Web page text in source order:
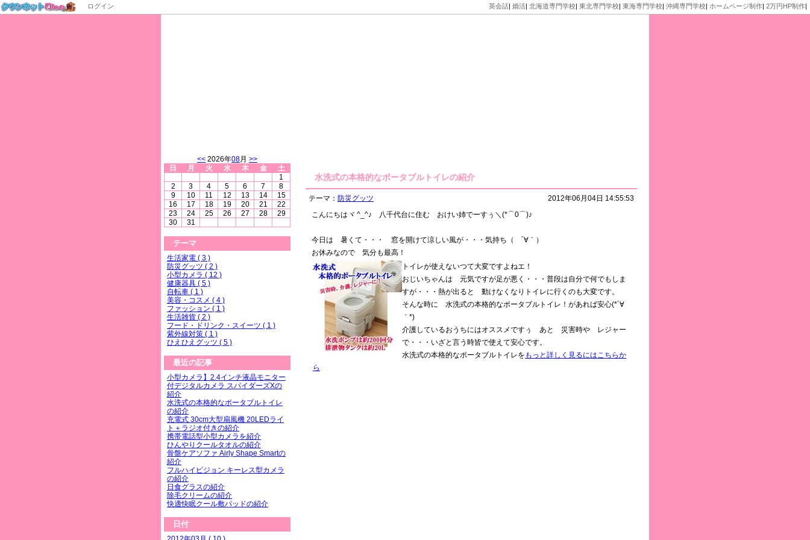
ログイン 英会話| 婚活| 北海道専門学校| 東北専門学校| 東海専門学校| 沖縄専門学校| ホームページ制作| 2万円HP制作|
水洗式の本格的なポータブルトイレの紹介
2012年06月04日 14:55:53
テーマ： 防災グッツ
こんにちはヾ ^_^♪ 八千代台に住む おけい姉でーすぅ＼(*⌒0⌒)♪
今日は 暑くて・・・ 窓を開けて涼しい風が・・・気持ち（ ´∀｀）
お休みなので 気分も最高！
トイレが使えないつて大変ですよねエ！
おじいちゃんは 元気ですが足が悪く・・・普段は自分で何でもしま
すが・・・熱が出ると 動けなくなりトイレに行くのも大変です。
そんな時に 水洗式の本格的なポータブルトイレ！があれば安心(*´∀
｀*)
介護しているおうちにはオススメですぅ あと 災害時や レジャー
で・・・いざと言う時皆で使えて安心です。
水洗式の本格的なポータブルトイレを もっと詳しく見るにはこちらか
ら
<< 2026年08月 >>
日
月 火 水 木 金
土
1
2
3 4 5 6 7
8
9
10 11 12 13 14
15
16
17 18 19 20 21
22
23
24 25 26 27 28
29
30
31
テーマ
生活家電 ( 3 )
防災グッツ ( 2 )
小型カメラ ( 12 )
健康器具 ( 5 )
自転車 ( 1 )
美容・コスメ ( 4 )
ファッション ( 1 )
生活雑貨 ( 2 )
フード・ドリンク・スイーツ ( 1 )
紫外線対策 ( 1 )
ひえひえグッツ ( 5 )
最近の記事
小型カメラ】2.4インチ液晶モニター
付デジタルカメラ スパイダーズXの
紹介
水洗式の本格的なポータブルトイレ
の紹介
充電式 30cm大型扇風機 20LEDライ
ト＋ラジオ付きの紹介
携帯電話型小型カメラを紹介
ひんやりクールタオルの紹介
骨盤ケアソファ Airly Shape Smartの
紹介
フルハイビジョン キーレス型カメラ
の紹介
日食グラスの紹介
除毛クリームの紹介
快適快眠クール敷パッドの紹介
日付